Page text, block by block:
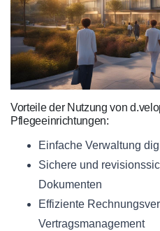
Vorteile der Nutzung von
Pflegeeinrichtungen:
Einfache Verwaltung
Sichere und
Dokumenten
Effiziente
Vertragsmanagement